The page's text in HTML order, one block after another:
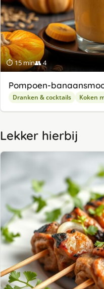
⏱ 15 min👥 4
Pompoen-
Dranken & cocktails Koken
Lekker hierbij